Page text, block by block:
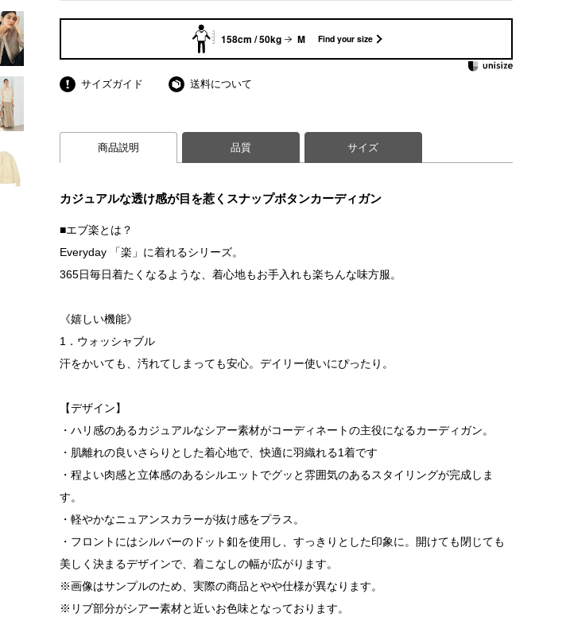
158cm / 50kg M Find your size
サイズガイド 送料について
商品説明 品質 サイズ
カジュアルな透け感が目を惹くスナップボタンカーディガン
■エブ楽とは？
Everyday 「楽」に着れるシリーズ。
365日毎日着たくなるような、着心地もお手入れも楽ちんな味方服。
《嬉しい機能》
1．ウォッシャブル
汗をかいても、汚れてしまっても安心。デイリー使いにぴったり。
【デザイン】
・ハリ感のあるカジュアルなシアー素材がコーディネートの主役になるカーディガン。
・肌離れの良いさらりとした着心地で、快適に羽織れる1着です
・程よい肉感と立体感のあるシルエットでグッと雰囲気のあるスタイリングが完成しま
す。
・軽やかなニュアンスカラーが抜け感をプラス。
・フロントにはシルバーのドット釦を使用し、すっきりとした印象に。開けても閉じても
美しく決まるデザインで、着こなしの幅が広がります。
※画像はサンプルのため、実際の商品とやや仕様が異なります。
※リブ部分がシアー素材と近いお色味となっております。